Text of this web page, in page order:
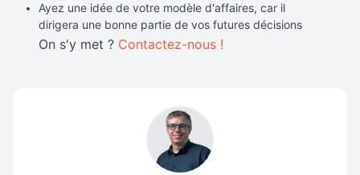
Ayez une idée de votre modèle d'affaires, car il
dirigera une bonne partie de vos futures décisions
On s'y met ? Contactez-nous !